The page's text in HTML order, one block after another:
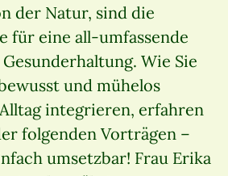
der Natur, sind die
für eine all-umfassende
Wie Sie
und mühelos
integrieren, erfahren
folgenden Vorträgen –
umsetzbar! Frau Erika